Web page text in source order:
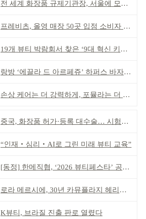
전 세계 화장품 규제기관장, 서울에 모인다
프레비츠, 올영 매장 50곳 입점 소비자 접점 강화
19개 뷰티 박람회서 찾은 ‘9대 혁신 키워드’
랑방 ‘에끌라 드 아르페쥬’ 하퍼스 바자 화보 공개
손상 케어는 더 강력하게, 포뮬라는 더 산뜻하게!
중국, 화장품 허가·등록 대수술… 시험자료 공용 허용
“인재‧심리‧AI로 그린 미래 뷰티 교육”
[동정] 한메직협, ‘2026 뷰티페스타’ 공동 주최
로라 메르시에, 30년 카뮤플라지 헤리티지 담아
K뷰티, 브라질 진출 판로 열렸다